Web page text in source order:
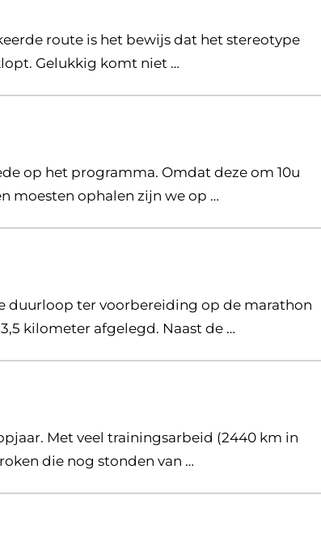
route is het bewijs dat het stereotype
Gelukkig komt niet …
op het programma. Omdat deze om 10u
moesten ophalen zijn we op …
duurloop ter voorbereiding op de marathon
kilometer afgelegd. Naast de …
Met veel trainingsarbeid (2440 km in
die nog stonden van …